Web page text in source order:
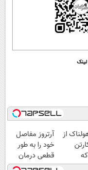
از
شد.
آرتروز مفاصل
خود را به طور
قطعی درمان
کنید!